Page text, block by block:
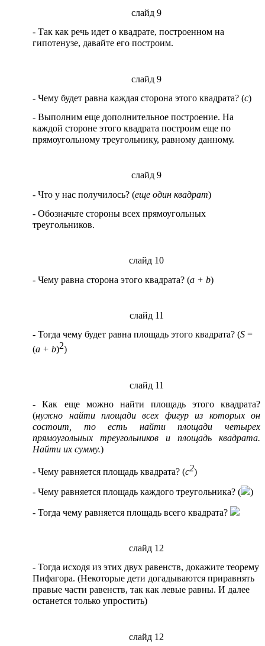
слайд 9
- Так как речь идет о квадрате, построенном на
гипотенузе, давайте его построим.
слайд 9
- Чему будет равна каждая сторона этого квадрата? (с)
- Выполним еще дополнительное построение. На
каждой стороне этого квадрата построим еще по
прямоугольному треугольнику, равному данному.
слайд 9
- Что у нас получилось? (еще один квадрат)
- Обозначьте стороны всех прямоугольных
треугольников.
слайд 10
- Чему равна сторона этого квадрата? (a + b)
слайд 11
- Тогда чему будет равна площадь этого квадрата? (S =
(a + b)2)
слайд 11
- Как еще можно найти площадь этого квадрата?
(нужно найти площади всех фигур из которых он
состоит, то есть найти площади четырех
прямоугольных треугольников и площадь квадрата.
Найти их сумму.)
- Чему равняется площадь квадрата? (с2)
- Чему равняется площадь каждого треугольника? ( )
- Тогда чему равняется площадь всего квадрата?
слайд 12
- Тогда исходя из этих двух равенств, докажите теорему
Пифагора. (Некоторые дети догадываются приравнять
правые части равенств, так как левые равны. И далее
останется только упростить)
слайд 12